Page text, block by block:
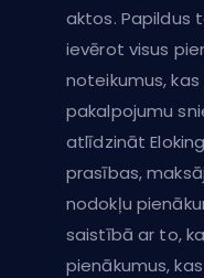
aktos. Papildus
ievērot visus
noteikumus,
pakalpojumu
atlīdzināt
prasības,
nodokļu
saistībā ar to,
pienākumus,